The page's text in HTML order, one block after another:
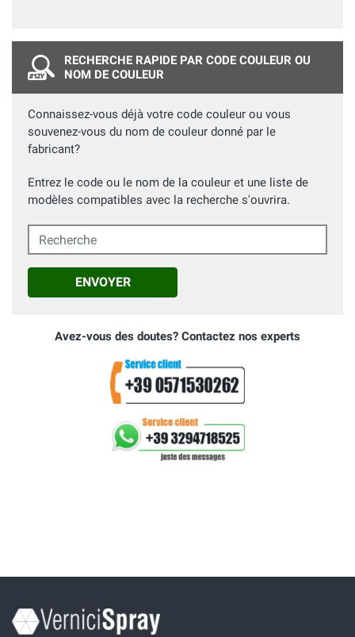
RECHERCHE RAPIDE PAR CODE COULEUR OU
NOM DE COULEUR
Connaissez-vous déjà votre code couleur ou vous
souvenez-vous du nom de couleur donné par le
fabricant?
Entrez le code ou le nom de la couleur et une liste de
modèles compatibles avec la recherche s'ouvrira.
Recherche
ENVOYER
Avez-vous des doutes? Contactez nos experts